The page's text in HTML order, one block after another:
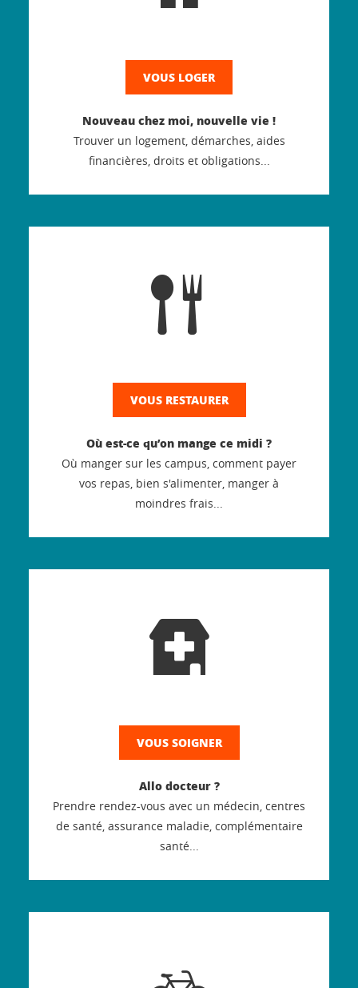
VOUS LOGER
Nouveau chez moi, nouvelle vie !
Trouver un logement, démarches, aides
financières, droits et obligations...
VOUS RESTAURER
Où est-ce qu’on mange ce midi ?
Où manger sur les campus, comment payer
vos repas, bien s'alimenter, manger à
moindres frais...
VOUS SOIGNER
Allo docteur ?
Prendre rendez-vous avec un médecin, centres
de santé, assurance maladie, complémentaire
santé...